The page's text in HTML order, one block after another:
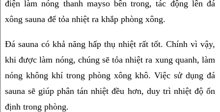
điện làm nóng thanh mayso bên trong, tác động lên đá
xông sauna để tỏa nhiệt ra khắp phòng xông.
Đá sauna có khả năng hấp thụ nhiệt rất tốt. Chính vì vậy,
khi được làm nóng, chúng sẽ tỏa nhiệt ra xung quanh, làm
nóng không khí trong phòng xông khô. Việc sử dụng đá
sauna sẽ giúp phân tán nhiệt đều hơn, duy trì nhiệt độ ổn
định trong phòng.